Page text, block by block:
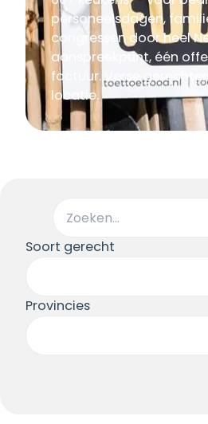
personeelsdagen,
congressen door heel
aanspreekpunt, één
factuur. Verse
locatie.
Soort gerecht
Provincies